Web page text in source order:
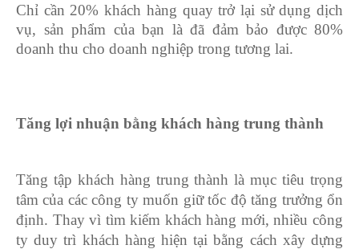
Chỉ cần 20% khách hàng quay trở lại sử dụng dịch
vụ, sản phẩm của bạn là đã đảm bảo được 80%
doanh thu cho doanh nghiệp trong tương lai.
Tăng lợi nhuận bằng khách hàng trung thành
Tăng tập khách hàng trung thành là mục tiêu trọng
tâm của các công ty muốn giữ tốc độ tăng trưởng ổn
định. Thay vì tìm kiếm khách hàng mới, nhiều công
ty duy trì khách hàng hiện tại bằng cách xây dựng